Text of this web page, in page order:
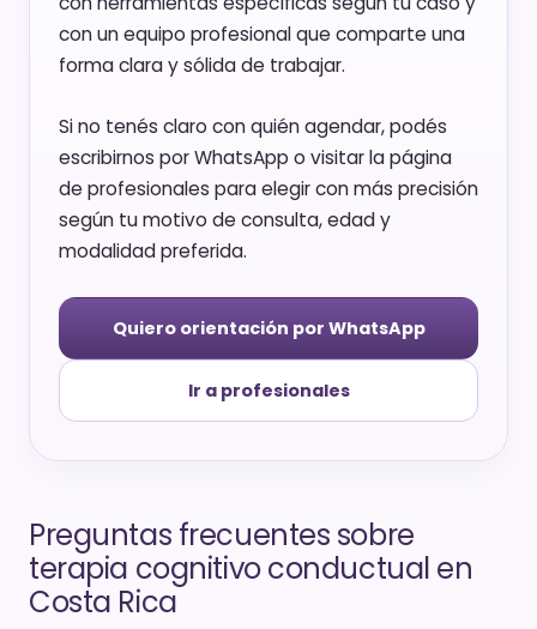
con un equipo profesional que comparte una
forma clara y sólida de trabajar.
Si no tenés claro con quién agendar, podés
escribirnos por WhatsApp o visitar la página
de profesionales para elegir con más precisión
según tu motivo de consulta, edad y
modalidad preferida.
Quiero orientación por WhatsApp
Ir a profesionales
Preguntas frecuentes sobre
terapia cognitivo conductual en
Costa Rica